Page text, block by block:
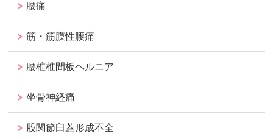
腰痛
筋・筋膜性腰痛
腰椎椎間板ヘルニア
坐骨神経痛
股関節臼蓋形成不全